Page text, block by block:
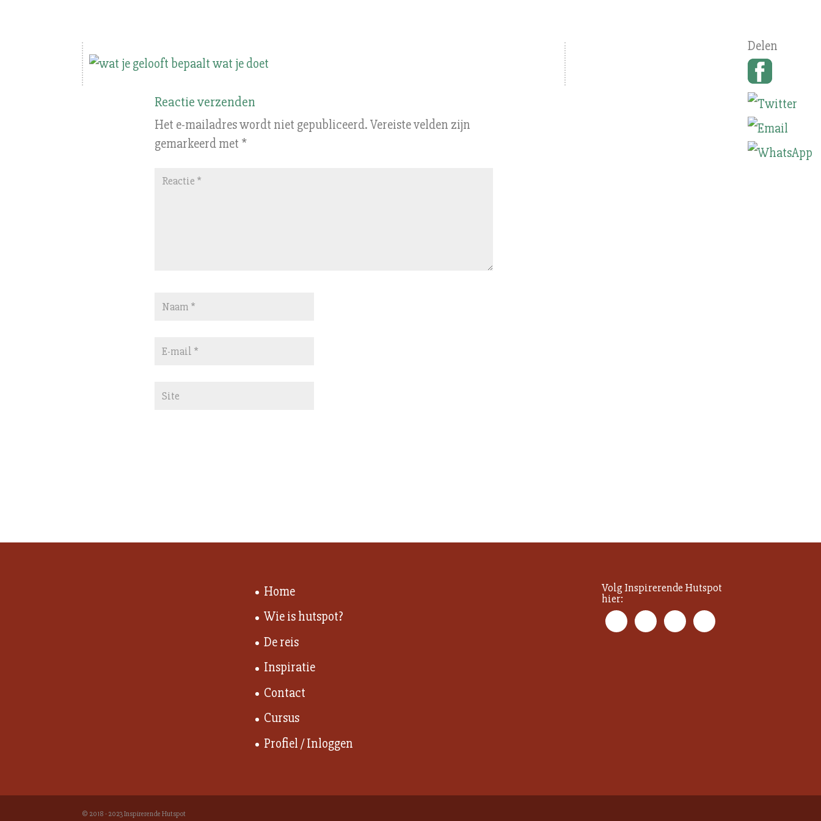
Reactie verzenden
Het e-mailadres wordt niet gepubliceerd. Vereiste velden zijn
gemarkeerd met *
Home
Wie is hutspot?
De reis
Inspiratie
Contact
Cursus
Profiel / Inloggen
Volg Inspirerende Hutspot
hier:
© 2018 - 2023 Inspirerende Hutspot